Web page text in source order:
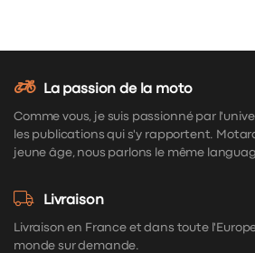
La passion de la moto
Comme vous, je suis passionné par
les publications qui s'y rapportent.
jeune âge, nous parlons le même
Livraison
Livraison en France et dans toute
monde sur demande.